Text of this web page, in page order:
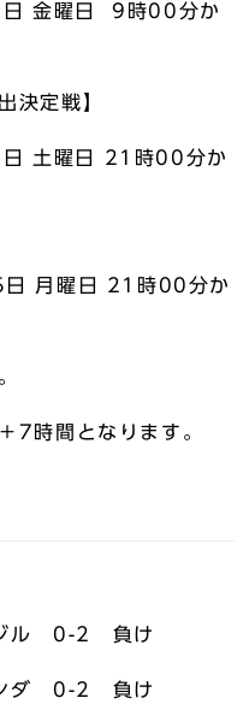
金曜日 9時00分か
決定戦】
曜日 21時00分か
曜日 21時00分か
7時間となります。
ル 0-2 負け
ダ 0-2 負け